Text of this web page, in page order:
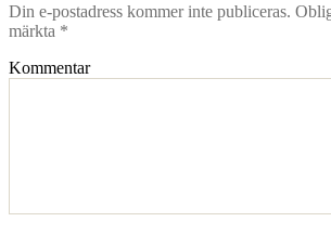
Din e-postadress kommer inte publiceras.
märkta *
Kommentar